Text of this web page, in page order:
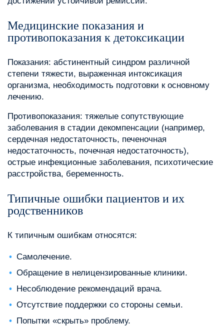
Медицинские показания и
противопоказания к детоксикации
Показания: абстинентный синдром различной
степени тяжести, выраженная интоксикация
организма, необходимость подготовки к основному
лечению.
Противопоказания: тяжелые сопутствующие
заболевания в стадии декомпенсации (например,
сердечная недостаточность, печеночная
недостаточность, почечная недостаточность),
острые инфекционные заболевания, психотические
расстройства, беременность.
Типичные ошибки пациентов и их
родственников
К типичным ошибкам относятся:
Самолечение.
Обращение в нелицензированные клиники.
Несоблюдение рекомендаций врача.
Отсутствие поддержки со стороны семьи.
Попытки «скрыть» проблему.